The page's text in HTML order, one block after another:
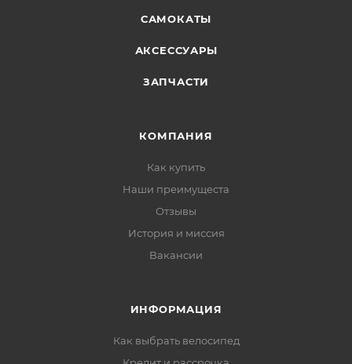
САМОКАТЫ
АКСЕССУАРЫ
ЗАПЧАСТИ
КОМПАНИЯ
Как купить
Наши преимущеста
Отзывы
История и миссия
Вакансии
ИНФОРМАЦИЯ
Как выбрать велосипед